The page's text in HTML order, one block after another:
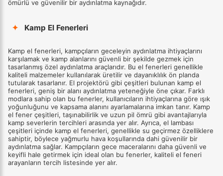
ömürlü ve güvenilir bir aydınlatma kaynağıdır.
✦ Kamp El Fenerleri
Kamp el fenerleri, kampçıların geceleyin aydınlatma ihtiyaçlarını
karşılamak ve kamp alanlarını güvenli bir şekilde gezmek için
tasarlanmış özel aydınlatma araçlarıdır. Bu el fenerleri genellikle
kaliteli malzemeler kullanılarak üretilir ve dayanıklılık ön planda
tutularak tasarlanır. El projektörü gibi çeşitleri bulunan kamp el
fenerleri, geniş bir alanı aydınlatma yeteneğiyle öne çıkar. Farklı
modlara sahip olan bu fenerler, kullanıcıların ihtiyaçlarına göre ışık
yoğunluğunu ve kapsama alanını ayarlamalarına imkan tanır. Kamp
el fener çeşitleri, taşınabilirlik ve uzun pil ömrü gibi avantajlarıyla
kamp severlerin tercihleri arasında yer alır. Ayrıca, el lambası
çeşitleri içinde kamp el fenerleri, genellikle su geçirmez özelliklere
sahiptir, böylece yağmurlu hava koşullarında dahi güvenilir bir
aydınlatma sağlar. Kampçıların gece maceralarını daha güvenli ve
keyifli hale getirmek için ideal olan bu fenerler, kaliteli el feneri
arayanların tercih listesinde yer alır.